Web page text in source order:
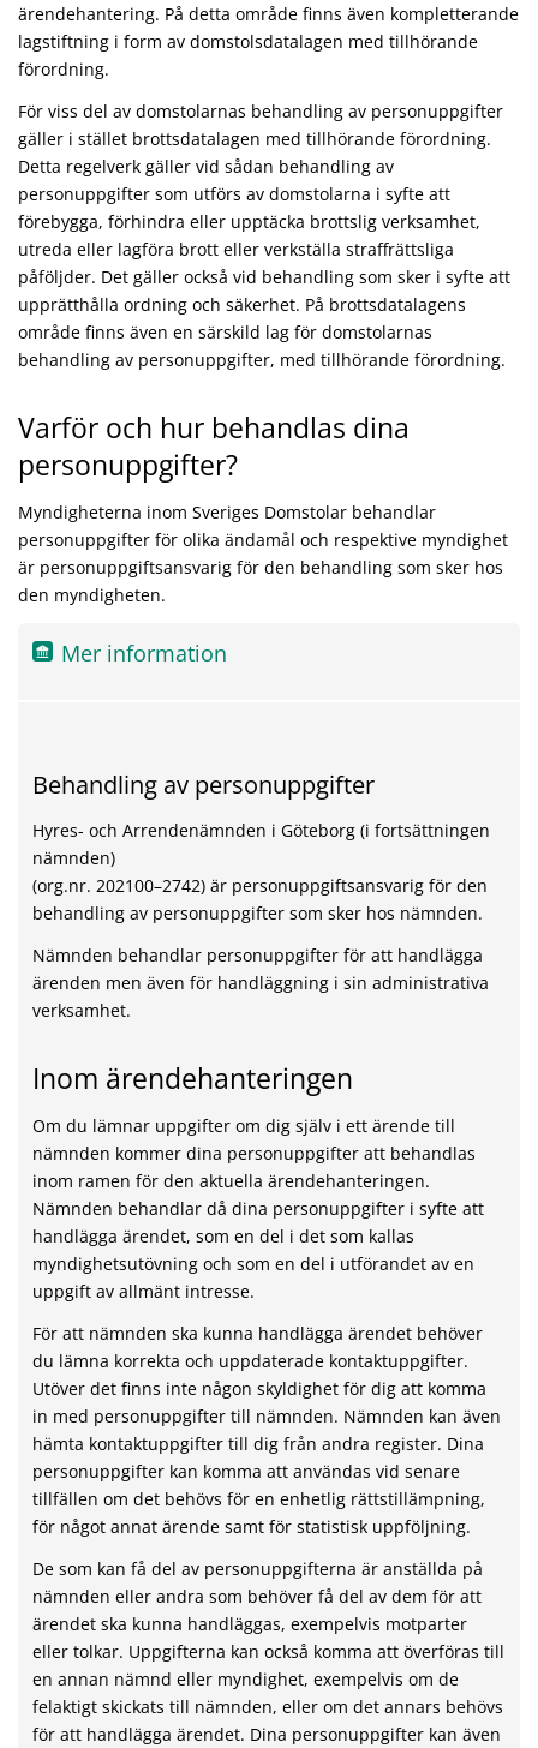
ärendehantering. På detta område finns även kompletterande
lagstiftning i form av domstolsdatalagen med tillhörande
förordning.
För viss del av domstolarnas behandling av personuppgifter
gäller i stället brottsdatalagen med tillhörande förordning.
Detta regelverk gäller vid sådan behandling av
personuppgifter som utförs av domstolarna i syfte att
förebygga, förhindra eller upptäcka brottslig verksamhet,
utreda eller lagföra brott eller verkställa straffrättsliga
påföljder. Det gäller också vid behandling som sker i syfte att
upprätthålla ordning och säkerhet. På brottsdatalagens
område finns även en särskild lag för domstolarnas
behandling av personuppgifter, med tillhörande förordning.
Varför och hur behandlas dina
personuppgifter?
Myndigheterna inom Sveriges Domstolar behandlar
personuppgifter för olika ändamål och respektive myndighet
är personuppgiftsansvarig för den behandling som sker hos
den myndigheten.
Mer information
Behandling av personuppgifter
Hyres- och Arrendenämnden i Göteborg (i fortsättningen
nämnden)
(org.nr. 202100–2742) är personuppgiftsansvarig för den
behandling av personuppgifter som sker hos nämnden.
Nämnden behandlar personuppgifter för att handlägga
ärenden men även för handläggning i sin administrativa
verksamhet.
Inom ärendehanteringen
Om du lämnar uppgifter om dig själv i ett ärende till
nämnden kommer dina personuppgifter att behandlas
inom ramen för den aktuella ärendehanteringen.
Nämnden behandlar då dina personuppgifter i syfte att
handlägga ärendet, som en del i det som kallas
myndighetsutövning och som en del i utförandet av en
uppgift av allmänt intresse.
För att nämnden ska kunna handlägga ärendet behöver
du lämna korrekta och uppdaterade kontaktuppgifter.
Utöver det finns inte någon skyldighet för dig att komma
in med personuppgifter till nämnden. Nämnden kan även
hämta kontaktuppgifter till dig från andra register. Dina
personuppgifter kan komma att användas vid senare
tillfällen om det behövs för en enhetlig rättstillämpning,
för något annat ärende samt för statistisk uppföljning.
De som kan få del av personuppgifterna är anställda på
nämnden eller andra som behöver få del av dem för att
ärendet ska kunna handläggas, exempelvis motparter
eller tolkar. Uppgifterna kan också komma att överföras till
en annan nämnd eller myndighet, exempelvis om de
felaktigt skickats till nämnden, eller om det annars behövs
för att handlägga ärendet. Dina personuppgifter kan även